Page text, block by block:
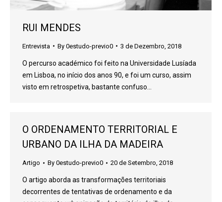
RUI MENDES
Entrevista By 0estudo-previo0 3 de Dezembro, 2018
O percurso académico foi feito na Universidade Lusíada
em Lisboa, no início dos anos 90, e foi um curso, assim
visto em retrospetiva, bastante confuso…
O ORDENAMENTO TERRITORIAL E
URBANO DA ILHA DA MADEIRA
Artigo By 0estudo-previo0 20 de Setembro, 2018
O artigo aborda as transformações territoriais
decorrentes de tentativas de ordenamento e da